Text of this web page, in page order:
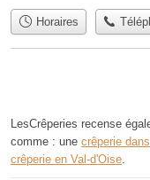
Horaires
LesCrêperies recense
comme : une crêperie
crêperie en Val-d'Oise